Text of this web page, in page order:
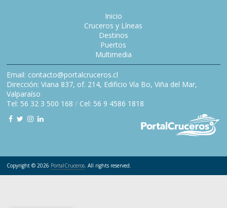
Inicio
Cruceros y Líneas
Destinos
Puertos
Multimedia
Email: contacto@portalcruceros.cl
Dirección: Viana 837, of. 214, Edificio Vía Bo, Viña del Mar,
Valparaíso
Tel: 56 32 3 500 168 / Cel: 56 9 4586 1818
Copyright © 2026 PortalCruceros. All rights reserved.